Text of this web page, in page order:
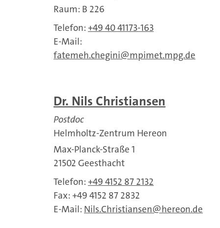
Raum: B 226
Telefon: +49 40 41173-163
E-Mail:
fatemeh.chegini
mpimet.mpg.de
Dr. Nils Christiansen
Postdoc
Helmholtz-Zentrum Hereon
Max-Planck-Straße 1
21502 Geesthacht
Telefon: +49 4152 87 2132
Fax: +49 4152 87 2832
E-Mail: Nils.Christiansen hereon.de